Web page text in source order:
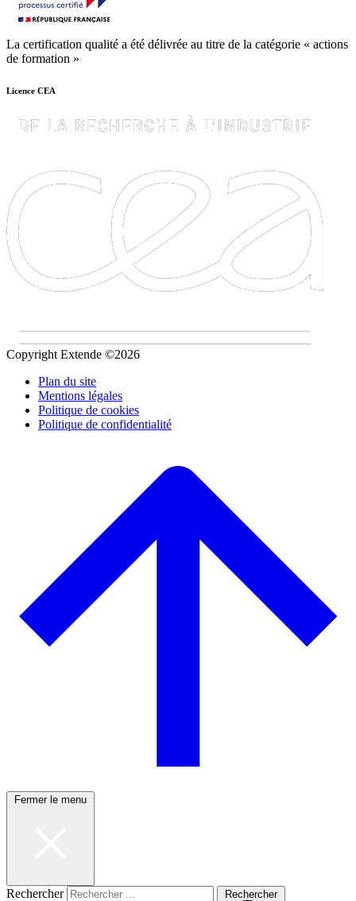
La certification qualité a été délivrée au titre de la catégorie « actions
de formation »
Licence CEA
Copyright Extende ©2026
Plan du site
Mentions légales
Politique de cookies
Politique de confidentialité
Fermer le menu
Rechercher Rechercher